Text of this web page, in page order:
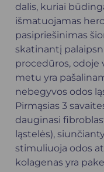
dalis, kuriai
išmatuojamas
pasipriešinimas
skatinantį
procedūros, odoje
metu yra
nebegyvos odos
Pirmąsias 3
dauginasi
ląstelės),
stimuliuoja odos
kolagenas yra